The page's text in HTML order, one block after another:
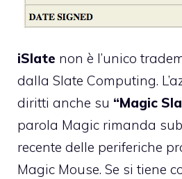
iSlate non è l’unico
dalla Slate Computing.
diritti anche su “Magic
parola Magic rimanda
recente delle periferiche
Magic Mouse. Se si tiene